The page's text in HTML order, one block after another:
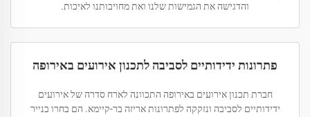
והדגישה את הגמישות שלנו ואת מחויבותנו לאיכות.
פתרונות ידידותיים לסביבה לתכנון אירועים באירופה
חברת תכנון אירועים באירופה התכוונה לארח סדרה של אירועים
ידידותיים לסביבה ונזקקה לפתרונות אריזה בר-קיימא. הם בחרו בנייר